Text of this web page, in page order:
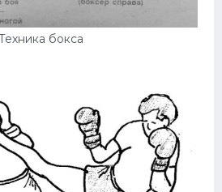
бокса